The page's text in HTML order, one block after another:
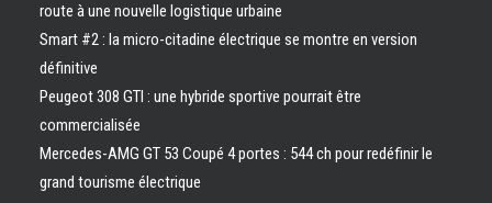
route à une nouvelle logistique urbaine
Smart #2 : la micro-citadine électrique se montre en version
définitive
Peugeot 308 GTI : une hybride sportive pourrait être
commercialisée
Mercedes-AMG GT 53 Coupé 4 portes : 544 ch pour redéfinir le
grand tourisme électrique